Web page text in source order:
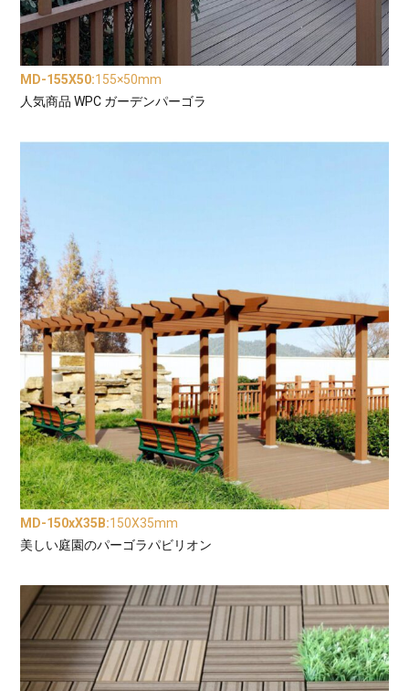
MD-155X50:155×50mm
人気商品 WPC ガーデンパーゴラ
MD-150xX35B:150X35mm
美しい庭園のパーゴラパビリオン